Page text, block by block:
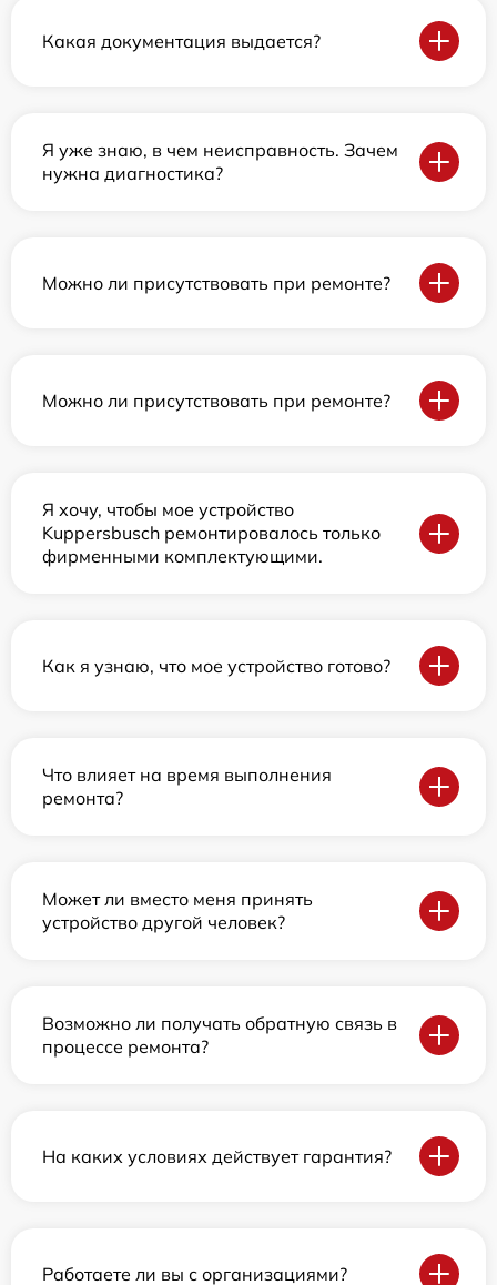
Какая документация выдается?
Я уже знаю, в чем неисправность. Зачем
нужна диагностика?
Можно ли присутствовать при ремонте?
Можно ли присутствовать при ремонте?
Я хочу, чтобы мое устройство
Kuppersbusch ремонтировалось только
фирменными комплектующими.
Как я узнаю, что мое устройство готово?
Что влияет на время выполнения
ремонта?
Может ли вместо меня принять
устройство другой человек?
Возможно ли получать обратную связь в
процессе ремонта?
На каких условиях действует гарантия?
Работаете ли вы с организациями?